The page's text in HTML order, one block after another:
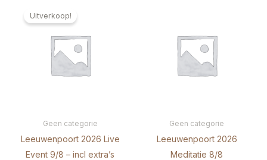
Uitverkoop!
Geen categorie
Leeuwenpoort 2026 Live
Event 9/8 – incl extra’s
prijs
was:
Geen categorie
Leeuwenpoort 2026
Meditatie 8/8